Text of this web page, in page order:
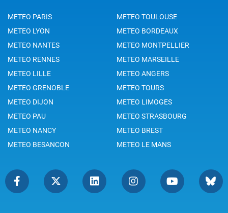
METEO PARIS
METEO TOULOUSE
METEO LYON
METEO BORDEAUX
METEO NANTES
METEO MONTPELLIER
METEO RENNES
METEO MARSEILLE
METEO LILLE
METEO ANGERS
METEO GRENOBLE
METEO TOURS
METEO DIJON
METEO LIMOGES
METEO PAU
METEO STRASBOURG
METEO NANCY
METEO BREST
METEO BESANCON
METEO LE MANS